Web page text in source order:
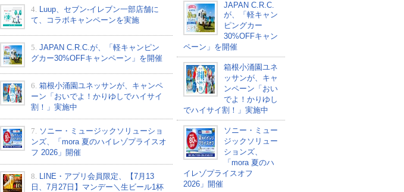
4. Luup、セブン‐イレブン一部店舗に
て、コラボキャンペーンを実施
5. JAPAN C.R.C.が、「軽キャンピン
グカー30%OFFキャンペーン」を開催
6. 箱根小涌園ユネッサンが、キャンペ
ーン「おいでよ！かりゆしでハイサイ
割！」実施中
7.
ソニー・ミュージックソリューショ
ンズ、「mora 夏のハイレゾプライスオ
フ 2026」開催
8. LINE・アプリ会員限定、【7月13
日、7月27日】マンデー＼生ビール1杯
JAPAN C.R.C.
が、「軽キャン
ピングカー
30%OFFキャン
ペーン」を開催
箱根小涌園ユネ
ッサンが、キャ
ンペーン「おい
でよ！かりゆし
でハイサイ割！」実施中
ソニー・ミュー
ジックソリュー
ションズ、
「mora 夏のハ
イレゾプライスオフ
2026」開催